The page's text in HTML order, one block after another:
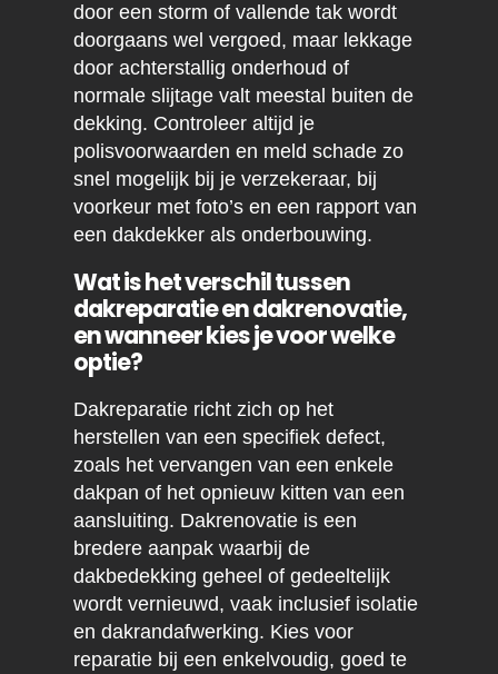
door een storm of vallende tak wordt
doorgaans wel vergoed, maar lekkage
door achterstallig onderhoud of
normale slijtage valt meestal buiten de
dekking. Controleer altijd je
polisvoorwaarden en meld schade zo
snel mogelijk bij je verzekeraar, bij
voorkeur met foto’s en een rapport van
een dakdekker als onderbouwing.
Wat is het verschil tussen
dakreparatie en dakrenovatie,
en wanneer kies je voor welke
optie?
Dakreparatie richt zich op het
herstellen van een specifiek defect,
zoals het vervangen van een enkele
dakpan of het opnieuw kitten van een
aansluiting. Dakrenovatie is een
bredere aanpak waarbij de
dakbedekking geheel of gedeeltelijk
wordt vernieuwd, vaak inclusief isolatie
en dakrandafwerking. Kies voor
reparatie bij een enkelvoudig, goed te